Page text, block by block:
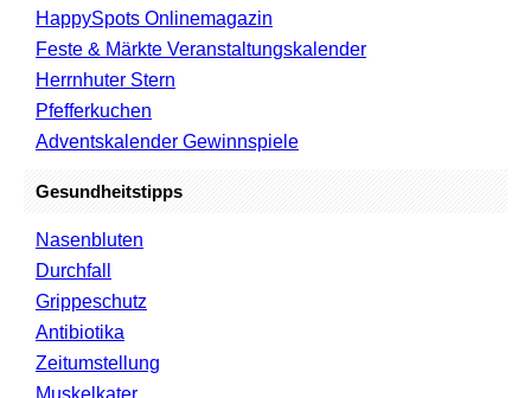
HappySpots Onlinemagazin
Feste & Märkte Veranstaltungskalender
Herrnhuter Stern
Pfefferkuchen
Adventskalender Gewinnspiele
Gesundheitstipps
Nasenbluten
Durchfall
Grippeschutz
Antibiotika
Zeitumstellung
Muskelkater